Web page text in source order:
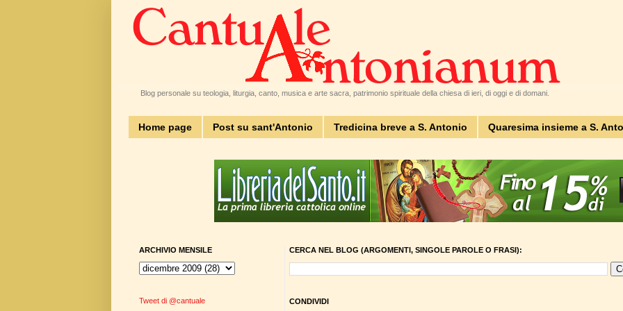
Blog personale su teologia, liturgia, canto, musica e arte sacra, patrimonio spirituale della chiesa di ieri, di oggi e di domani.
Home page Post su sant'Antonio Tredicina breve a S. Antonio Quaresima insieme a S.
CERCA NEL BLOG (ARGOMENTI, SINGOLE PAROLE O FRASI):
CONDIVIDI
ARCHIVIO MENSILE
Tweet di @cantuale